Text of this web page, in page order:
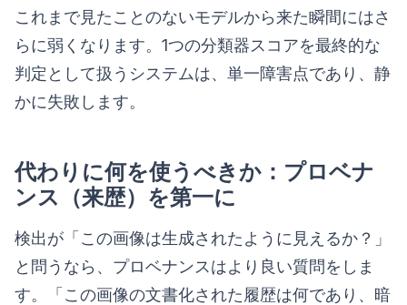
これまで見たことのないモデルから来た瞬間にはさ
らに弱くなります。1つの分類器スコアを最終的な
判定として扱うシステムは、単一障害点であり、静
かに失敗します。
代わりに何を使うべきか：プロベナ
ンス（来歴）を第一に
検出が「この画像は生成されたように見えるか？」
と問うなら、プロベナンスはより良い質問をしま
す。「この画像の文書化された履歴は何であり、暗